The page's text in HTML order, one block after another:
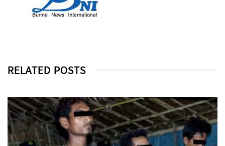
RELATED POSTS